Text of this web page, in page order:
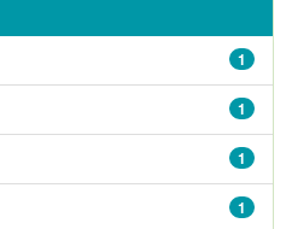
1
1
1
1